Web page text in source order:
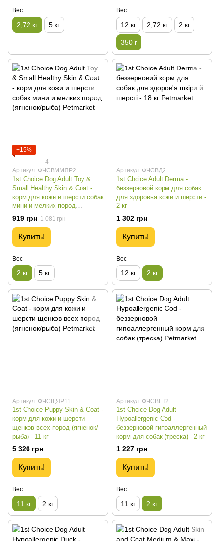
Вес
2,72 кг 5 кг
Вес
12 кг 2,72 кг 2 кг
350 г
−15%
4
Артикул: ФЧСВММЯР2
1st Choice Dog Adult Toy &
Small Healthy Skin & Coat -
корм для кожи и шерсти собак
мини и мелких пород
(ягненок/рыба) - 2 кг
919 грн 1 081 грн
Купить!
Вес
2 кг 5 кг
Артикул: ФЧСВД2
1st Choice Adult Derma -
беззерновой корм для собак
для здоровья кожи и шерсти -
2 кг
1 302 грн
Купить!
Вес
12 кг 2 кг
Артикул: ФЧСЩЯР11
1st Choice Puppy Skin & Coat -
корм для кожи и шерсти
щенков всех пород (ягненок/
рыба) - 11 кг
5 326 грн
Купить!
Вес
11 кг 2 кг
Артикул: ФЧСВГТ2
1st Choice Dog Adult
Hypoallergenic Cod -
беззерновой гипоаллергенный
корм для собак (треска) - 2 кг
1 227 грн
Купить!
Вес
11 кг 2 кг